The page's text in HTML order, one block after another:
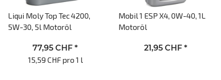
Liqui Moly Top Tec 4200,
5W-30, 5l Motoröl
77,95 CHF *
15,59 CHF pro 1 l
Mobil 1 ESP X4, 0W-40, 1L
Motoröl
21,95 CHF *